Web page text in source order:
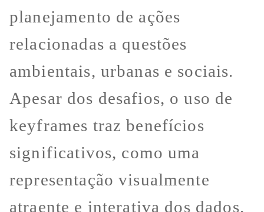
planejamento de ações
relacionadas a questões
ambientais, urbanas e sociais.
Apesar dos desafios, o uso de
keyframes traz benefícios
significativos, como uma
representação visualmente
atraente e interativa dos dados.